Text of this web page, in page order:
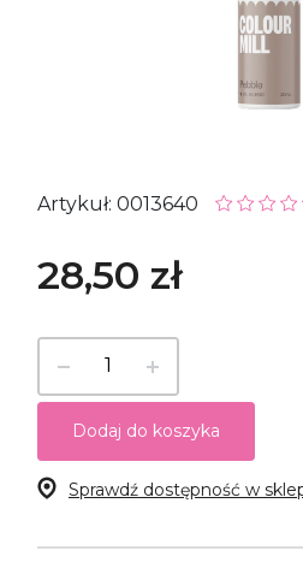
Artykuł: 0013640
28,50 zł
Dodaj do koszyka
Sprawdź dostępność w